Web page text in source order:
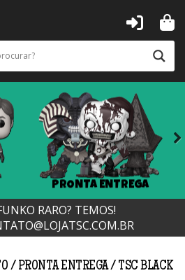
PRONTA ENTREGA
Next
RARO? TEMOS!
PRONTA ENTREGA TSC BLACK